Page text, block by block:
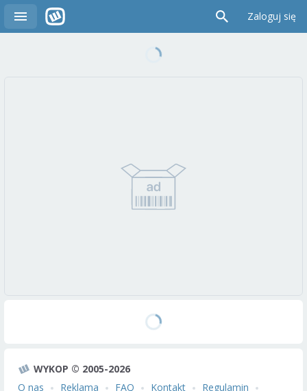
Zaloguj się
WYKOP © 2005-2026
O nas
Reklama FAQ Kontakt
Regulamin